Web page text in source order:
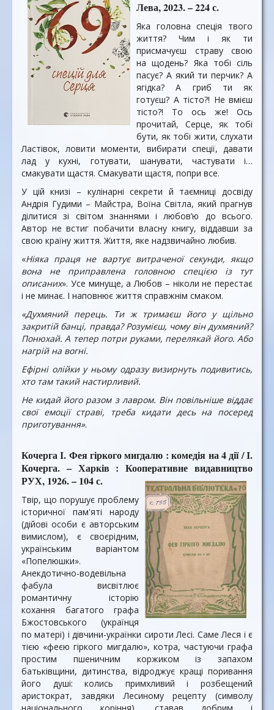
Лева, 2023. – 224 с.
Яка головна спеція твого
життя? Чим і як ти
присмачуєш страву свою
на щодень? Яка тобі сіль
пасує? А який ти перчик? А
ягідка? А гриб ти як
готуєш? А тісто?! Не вмієш
тісто?! То ось же! Ось
прочитай, Серце, як тобі
бути, як тобі жити, слухати
Ластівок, ловити моменти, вибирати спеції, давати
лад у кухні, готувати, шанувати, частувати і…
смакувати щастя. Смакувати щастя, попри все.
У цій книзі – кулінарні секрети й таємниці досвіду
Андрія Гудими – Майстра, Воїна Світла, який прагнув
ділитися зі світом знаннями і любов’ю до всього.
Автор не встиг побачити власну книгу, віддавши за
свою країну життя. Життя, яке надзвичайно любив.
«Ніяка праця не вартує витраченої секунди, якщо
вона не приправлена головною спецією із тут
описаних». Усе минуще, а Любов – ніколи не перестає
і не минає. І наповнює життя справжнім смаком.
«Духмяний перець. Ти ж тримаєш його у щільно
закритій банці, правда? Розумієш, чому він духмяний?
Понюхай. А тепер потри руками, перелякай його. Або
нагрій на вогні.
Ефірні олійки у ньому одразу визирнуть подивитись,
хто там такий настирливий.
Не кидай його разом з лавром. Він повільніше віддає
свої емоції страві, треба кидати десь на посеред
приготування».
Кочерга І. Фея гіркого мигдалю : комедія на 4 дії / І.
Кочерга. – Харків : Кооперативне видавництво
РУХ, 1926. – 104 с.
Твір, що порушує проблему
історичної пам'яті народу
(дійові особи є авторським
вимислом), є своєрідним,
українським варіантом
«Попелюшки».
Анекдотично-водевільна
фабула висвітлює
романтичну історію
кохання багатого графа
Бжостовського (українця
по матері) і дівчини-українки сироти Лесі. Саме Леся і є
тією «феєю гіркого мигдалю», котра, частуючи графа
простим пшеничним коржиком із запахом
батьківщини, дитинства, відроджує кращі поривання
його душі: колись примхливий і розбещений
аристократ, завдяки Лесиному рецепту (символу